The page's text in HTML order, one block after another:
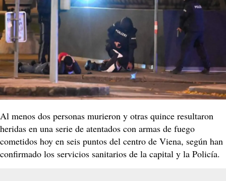
Al menos dos personas murieron y otras quince resultaron
heridas en una serie de atentados con armas de fuego
cometidos hoy en seis puntos del centro de Viena, según han
confirmado los servicios sanitarios de la capital y la Policía.